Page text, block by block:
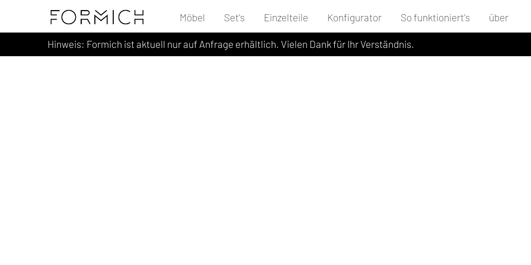
Möbel Set's Einzelteile Konfigurator So funktioniert's über
Hinweis: Formich ist aktuell nur auf Anfrage erhältlich. Vielen Dank für Ihr Verständnis.